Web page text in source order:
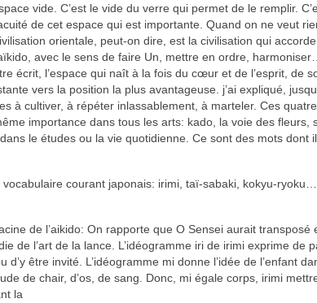
vide. C’est le vide du verre qui permet de le remplir.
de cet espace qui est importante. Quand on ne veut
orientale, peut-on dire, est la civilisation qui
avec le sens de faire Un, mettre en ordre,
écrit, l’espace qui naît à la fois du cœur et de l’esprit, de
vers la position la plus avantageuse. j’ai expliqué,
à cultiver, à répéter inlassablement, à marteler. Ces
importance dans tous les arts: kado, la voie des fleurs,
le études ou la vie quotidienne. Ce sont des mots dont
courant japonais: irimi, taï-sabaki, kokyu-ryoku…
de l’aikido: On rapporte que O Sensei aurait transposé
de l’art de la lance. L’idéogramme iri de irimi exprime de
être invité. L’idéogramme mi donne l’idée de l’enfant
de chair, d’os, de sang. Donc, mi égale corps, irimi
la